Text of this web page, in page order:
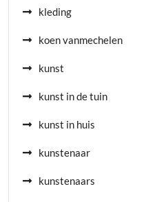
kleding
koen vanmechelen
kunst
kunst in de tuin
kunst in huis
kunstenaar
kunstenaars